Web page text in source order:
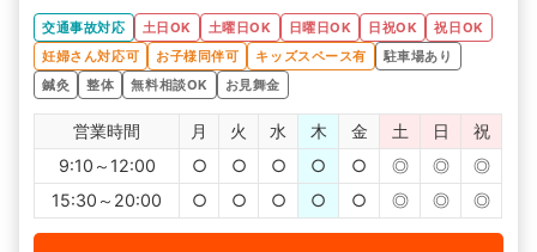
交通事故対応 土日OK 土曜日OK 日曜日OK 日祝OK
祝日OK
妊婦さん対応可
お子様同伴可 キッズスペース有
駐車場あり
鍼灸
整体 無料相談OK お見舞金
営業時間 月 火 水 木 金 土 日
祝
9:10～12:00
○ ○ ○ ○ ○ ◎ ◎
◎
15:30～20:00
○ ○ ○ ○ ○ ◎ ◎ ◎